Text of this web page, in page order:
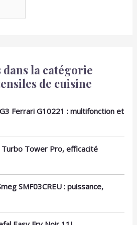
la catégorie
de cuisine
Ferrari G10221 : multifonction et
Tower Pro, efficacité
SMF03CREU : puissance,